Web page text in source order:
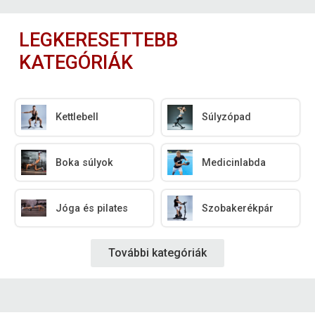
LEGKERESETTEBB
KATEGÓRIÁK
Kettlebell Súlyzópad
Boka súlyok Medicinlabda
Jóga és pilates Szobakerékpár
További kategóriák